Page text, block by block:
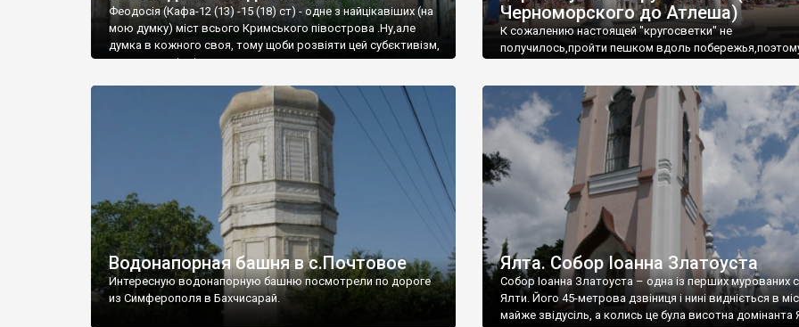
Феодосія (Кафа-12 (13) -15 (18) ст) - одне з найцікавіших (на
мою думку) міст всього Кримського півострова .Ну,але
думка в кожного своя, тому щоби розвіяти цей субєктивізм,
запрошую відвідати це
Черноморского до Атлеша)
К сожалению настоящей "кругосветки" не
получилось,пройти пешком вдоль
Водонапорная башня в с.Почтовое
Интересную водонапорную башню посмотрели по дороге
из Симферополя в Бахчисарай.
Ялта. Собор Іоанна Златоуста
Собор Іоанна Златоуста – одна із перших мурованих
Ялти. Його 45-метрова дзвіниця і нині видніється в
майже звідусіль, а колись це була висотна домінанта